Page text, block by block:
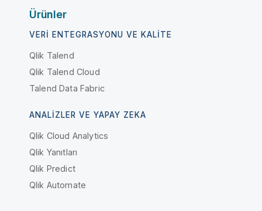
Ürünler
VERI ENTEGRASYONU VE KALITE
Qlik Talend
Qlik Talend Cloud
Talend Data Fabric
ANALIZLER VE YAPAY ZEKA
Qlik Cloud Analytics
Qlik Yanıtları
Qlik Predict
Qlik Automate